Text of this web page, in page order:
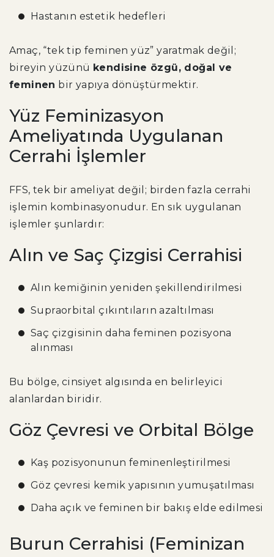
Hastanın estetik hedefleri
Amaç, “tek tip feminen yüz” yaratmak değil;
bireyin yüzünü kendisine özgü, doğal ve
feminen bir yapıya dönüştürmektir.
Yüz Feminizasyon
Ameliyatında Uygulanan
Cerrahi İşlemler
FFS, tek bir ameliyat değil; birden fazla cerrahi
işlemin kombinasyonudur. En sık uygulanan
işlemler şunlardır:
Alın ve Saç Çizgisi Cerrahisi
Alın kemiğinin yeniden şekillendirilmesi
Supraorbital çıkıntıların azaltılması
Saç çizgisinin daha feminen pozisyona
alınması
Bu bölge, cinsiyet algısında en belirleyici
alanlardan biridir.
Göz Çevresi ve Orbital Bölge
Kaş pozisyonunun feminenleştirilmesi
Göz çevresi kemik yapısının yumuşatılması
Daha açık ve feminen bir bakış elde edilmesi
Burun Cerrahisi (Feminizan